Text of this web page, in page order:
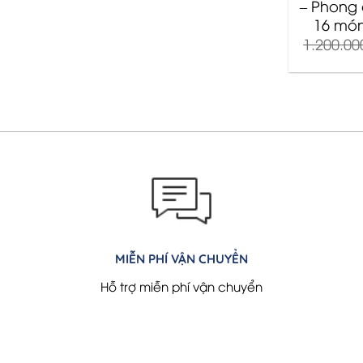
–
16
MIỄN PHÍ VẬN CHUYỂN
Hỗ trợ miễn phí vận chuyển